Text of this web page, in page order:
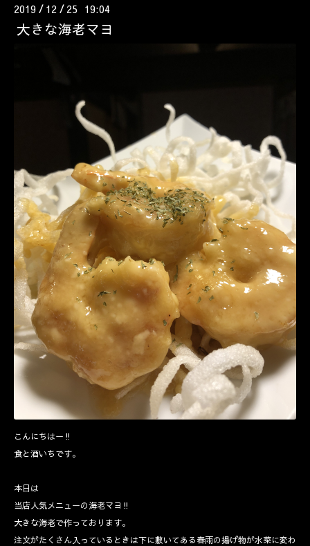
2019 / 12 / 25 19:04
大きな海老マヨ
こんにちはー‼️
食と酒いちです。
本日は
当店人気メニューの海老マヨ‼️
大きな海老で作っております。
注文がたくさん入っているときは下に敷いてある春雨の揚げ物が水菜に変わ